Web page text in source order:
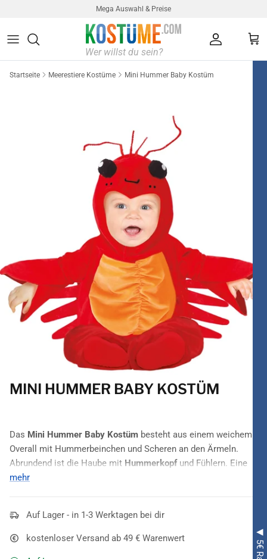
Mega Auswahl & Preise
Startseite Meerestiere Kostüme Mini Hummer Baby Kostüm
MINI HUMMER BABY KOSTÜM
Das Mini Hummer Baby Kostüm besteht aus einem weichem
Overall mit Hummerbeinchen und Scheren an den Ärmeln.
Abrundend ist die Haube mit Hummerkopfund Fühlern. Eine
niedliche Kostümierung
mehr
Auf Lager - in 1-3 Werktagen bei dir
kostenloser Versand ab 49 € Warenwert